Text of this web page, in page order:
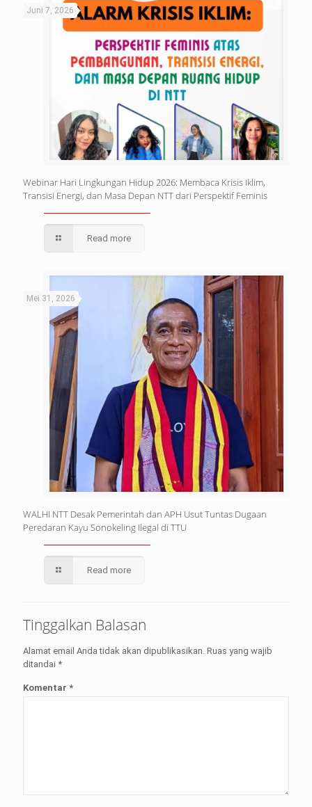
Juni 7, 2026
Webinar Hari Lingkungan Hidup 2026: Membaca Krisis Iklim,
Transisi Energi, dan Masa Depan NTT dari Perspektif Feminis
Read more
Mei 31, 2026
WALHI NTT Desak Pemerintah dan APH Usut Tuntas Dugaan
Peredaran Kayu Sonokeling Ilegal di TTU
Read more
Tinggalkan Balasan
Alamat email Anda tidak akan dipublikasikan. Ruas yang wajib
ditandai *
Komentar *